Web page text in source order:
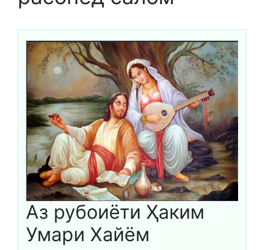
Аз рубоиёти Ҳаким
Умари Хайём